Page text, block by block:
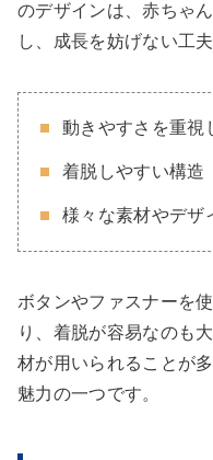
のデザインは、赤ちゃ
し、成長を妨げない工
動きやすさを重視
着脱しやすい構造
様々な素材やデザ
ボタンやファスナーを
り、着脱が容易なのも
材が用いられることが
魅力の一つです。